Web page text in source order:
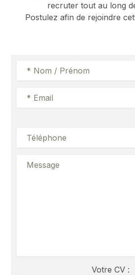
recruter tout au long
Postulez afin de rejoindre
laisser
ce
vide.
Votre CV :